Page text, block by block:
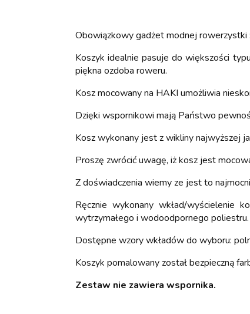
Obowiązkowy gadżet modnej
Koszyk idealnie pasuje do większości
piękna ozdoba roweru.
Kosz mocowany na HAKI umożliwia
Dzięki wspornikowi mają Państwo
Kosz wykonany jest z wikliny najwyższej
Proszę zwrócić uwagę, iż kosz jest
Z doświadczenia wiemy ze jest to
Ręcznie wykonany wkład/wyścielenie
wytrzymałego i wodoodpornego poliestru.
Dostępne wzory wkładów do wyboru:
Koszyk pomalowany został bezpieczną
Zestaw nie zawiera wspornika.